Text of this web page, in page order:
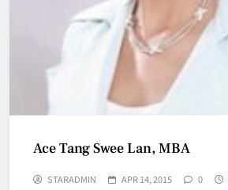
Ace Tang Swee Lan, MBA
STARADMIN APR 14, 2015 0